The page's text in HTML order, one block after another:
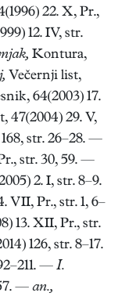
22. X, Pr.,
12. IV, str.
Kontura,
Večernji list,
64(2003) 17.
47(2004) 29. V,
str. 26–28. —
str. 30, 59. —
2. I, str. 8–9.
VII, Pr., str. 1, 6–
13. XII, Pr., str.
126, str. 8–17.
— I.
— an.,